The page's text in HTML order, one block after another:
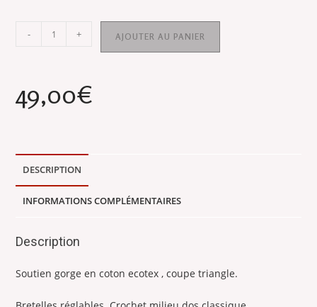
quantité
Soutien
armature
coton
-
Tissu
tex
Coupe
- + AJOUTER AU PANIER
49,00€
DESCRIPTION
INFORMATIONS COMPLÉMENTAIRES
Description
Soutien gorge en coton ecotex , coupe triangle.